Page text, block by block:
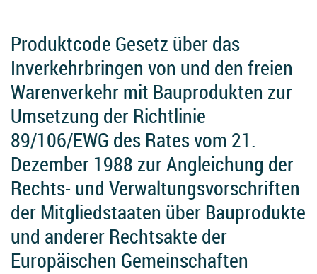
Produktcode Gesetz über das
Inverkehrbringen von und den freien
Warenverkehr mit Bauprodukten zur
Umsetzung der Richtlinie
89/106/EWG des Rates vom 21.
Dezember 1988 zur Angleichung der
Rechts- und Verwaltungsvorschriften
der Mitgliedstaaten über Bauprodukte
und anderer Rechtsakte der
Europäischen Gemeinschaften